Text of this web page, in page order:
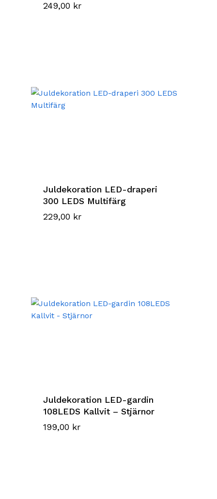
249,00 kr
Juldekoration LED-draperi
300 LEDS Multifärg
229,00 kr
Juldekoration LED-gardin
108LEDS Kallvit – Stjärnor
199,00 kr